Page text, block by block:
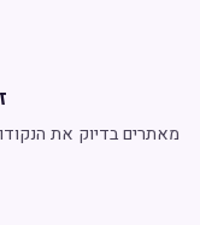
מאתרים בדיוק את